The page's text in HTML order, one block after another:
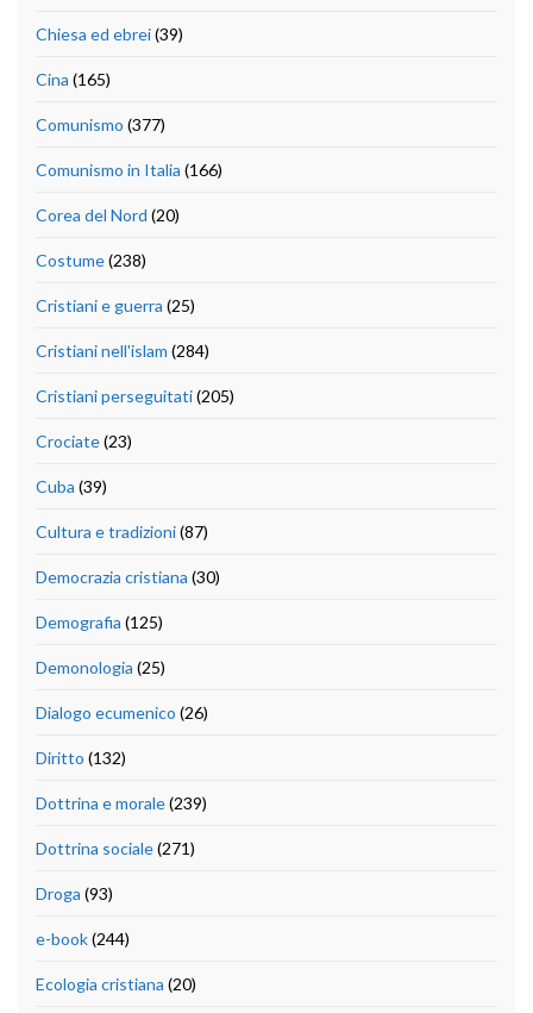
Chiesa ed ebrei(39)
Cina (165)
Comunismo (377)
Comunismo in Italia (166)
Corea del Nord (20)
Costume(238)
Cristiani e guerra (25)
Cristiani nell'islam (284)
Cristiani perseguitati(205)
Crociate(23)
Cuba (39)
Cultura e tradizioni(87)
Democrazia cristiana (30)
Demografia (125)
Demonologia (25)
Dialogo ecumenico (26)
Diritto (132)
Dottrina e morale(239)
Dottrina sociale(271)
Droga (93)
e-book(244)
Ecologia cristiana (20)